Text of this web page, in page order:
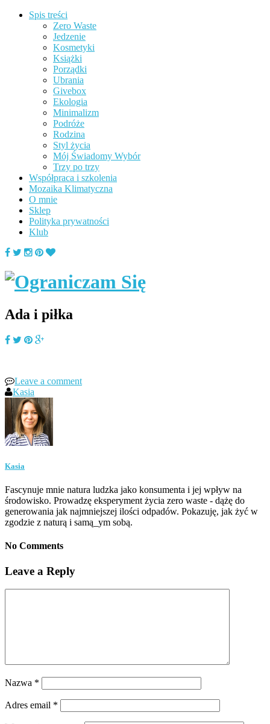
Spis treści
Zero Waste
Jedzenie
Kosmetyki
Książki
Porządki
Ubrania
Givebox
Ekologia
Minimalizm
Podróże
Rodzina
Styl życia
Mój Świadomy Wybór
Trzy po trzy
Współpraca i szkolenia
Mozaika Klimatyczna
O mnie
Sklep
Polityka prywatności
Klub
Ada i piłka
Leave a comment
Kasia
Kasia
Fascynuje mnie natura ludzka jako konsumenta i jej wpływ na
środowisko. Prowadzę eksperyment życia zero waste - dążę do
generowania jak najmniejszej ilości odpadów. Pokazuję, jak żyć w
zgodzie z naturą i samą_ym sobą.
No Comments
Leave a Reply
Nazwa *
Adres email *